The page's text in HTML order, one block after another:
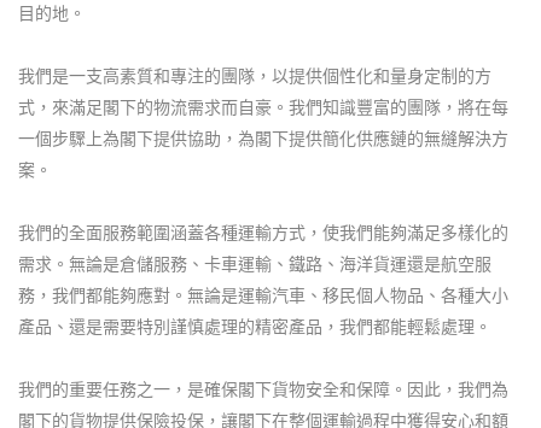
目的地。
我們是一支高素質和專注的團隊，以提供個性化和量身定制的方
式，來滿足閣下的物流需求而自豪。我們知識豐富的團隊，將在每
一個步驟上為閣下提供協助，為閣下提供簡化供應鏈的無縫解決方
案。
我們的全面服務範圍涵蓋各種運輸方式，使我們能夠滿足多樣化的
需求。無論是倉儲服務、卡車運輸、鐵路、海洋貨運還是航空服
務，我們都能夠應對。無論是運輸汽車、移民個人物品、各種大小
產品、還是需要特別謹慎處理的精密產品，我們都能輕鬆處理。
我們的重要任務之一，是確保閣下貨物安全和保障。因此，我們為
閣下的貨物提供保險投保，讓閣下在整個運輸過程中獲得安心和額